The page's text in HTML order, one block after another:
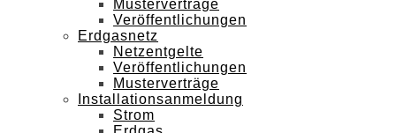
Musterverträge
Veröffentlichungen
Erdgasnetz
Netzentgelte
Veröffentlichungen
Musterverträge
Installationsanmeldung
Strom